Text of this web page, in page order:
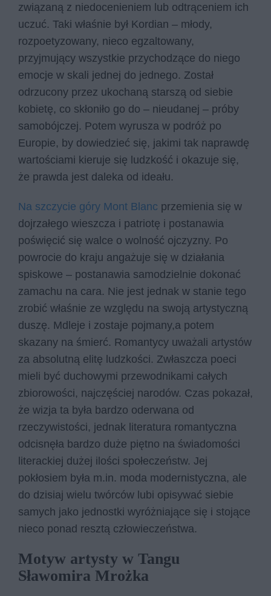
związaną z niedocenieniem lub odtrąceniem ich
uczuć. Taki właśnie był Kordian – młody,
rozpoetyzowany, nieco egzaltowany,
przyjmujący wszystkie przychodzące do niego
emocje w skali jednej do jednego. Został
odrzucony przez ukochaną starszą od siebie
kobietę, co skłoniło go do – nieudanej – próby
samobójczej. Potem wyrusza w podróż po
Europie, by dowiedzieć się, jakimi tak naprawdę
wartościami kieruje się ludzkość i okazuje się,
że prawda jest daleka od ideału.
Na szczycie góry Mont Blanc przemienia się w
dojrzałego wieszcza i patriotę i postanawia
poświęcić się walce o wolność ojczyzny. Po
powrocie do kraju angażuje się w działania
spiskowe – postanawia samodzielnie dokonać
zamachu na cara. Nie jest jednak w stanie tego
zrobić właśnie ze względu na swoją artystyczną
duszę. Mdleje i zostaje pojmany,a potem
skazany na śmierć. Romantycy uważali artystów
za absolutną elitę ludzkości. Zwłaszcza poeci
mieli być duchowymi przewodnikami całych
zbiorowości, najczęściej narodów. Czas pokazał,
że wizja ta była bardzo oderwana od
rzeczywistości, jednak literatura romantyczna
odcisnęła bardzo duże piętno na świadomości
literackiej dużej ilości społeczeństw. Jej
pokłosiem była m.in. moda modernistyczna, ale
do dzisiaj wielu twórców lubi opisywać siebie
samych jako jednostki wyróżniające się i stojące
nieco ponad resztą człowieczeństwa.
Motyw artysty w Tangu
Sławomira Mrożka